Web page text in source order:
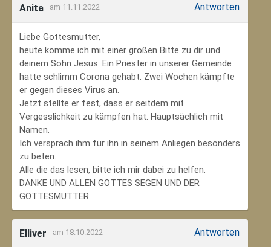
Anita am 11.11.2022 Antworten
Liebe Gottesmutter,
heute komme ich mit einer großen Bitte zu dir und
deinem Sohn Jesus. Ein Priester in unserer Gemeinde
hatte schlimm Corona gehabt. Zwei Wochen kämpfte
er gegen dieses Virus an.
Jetzt stellte er fest, dass er seitdem mit
Vergesslichkeit zu kämpfen hat. Hauptsächlich mit
Namen.
Ich versprach ihm für ihn in seinem Anliegen besonders
zu beten.
Alle die das lesen, bitte ich mir dabei zu helfen.
DANKE UND ALLEN GOTTES SEGEN UND DER
GOTTESMUTTER
Elliver am 18.10.2022 Antworten